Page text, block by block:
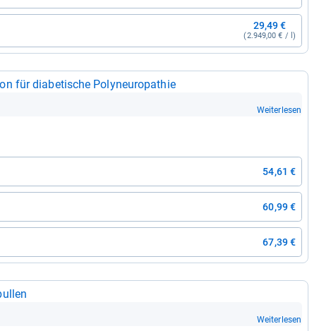
29,49 €
(2.949,00 € / l)
für dia­be­ti­sche Poly­n­eu­ro­pa­thie
Weiterlesen
54,61 €
60,99 €
67,39 €
Weiterlesen